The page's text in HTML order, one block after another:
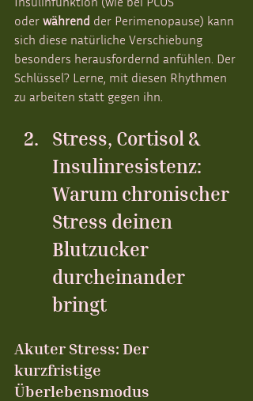
oder während der Perimenopause) kann
sich diese natürliche Verschiebung
besonders herausfordernd anfühlen. Der
Schlüssel? Lerne, mit diesen Rhythmen
zu arbeiten statt gegen ihn.
Stress, Cortisol &
Insulinresistenz:
Warum chronischer
Stress deinen
Blutzucker
durcheinander
bringt
Akuter Stress: Der
kurzfristige
Überlebensmodus